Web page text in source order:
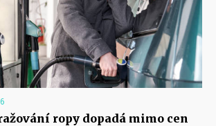
ropy dopadá mimo cen